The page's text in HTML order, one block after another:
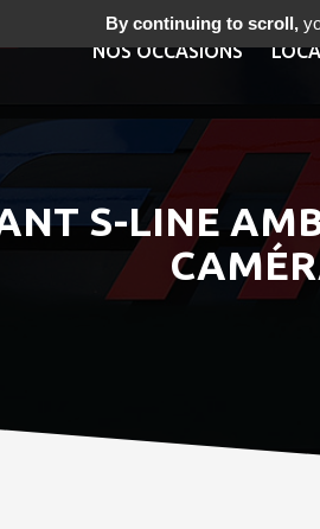
NOS OCCASIONS
S-LINE
By continuing to scroll,